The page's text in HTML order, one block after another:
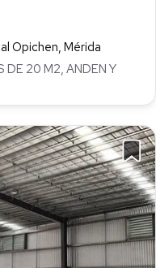
Opichen, Mérida
DE 20 M2, ANDEN Y